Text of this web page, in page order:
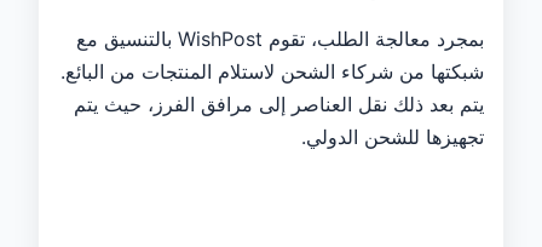
بمجرد معالجة الطلب، تقوم WishPost بالتنسيق مع
شبكتها من شركاء الشحن لاستلام المنتجات من البائع.
يتم بعد ذلك نقل العناصر إلى مرافق الفرز، حيث يتم
تجهيزها للشحن الدولي.